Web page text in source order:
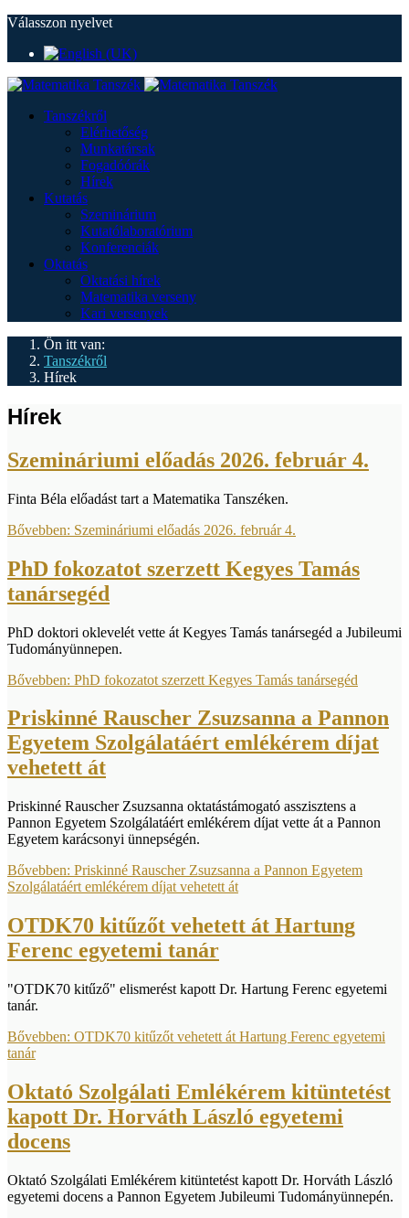
Válasszon nyelvet
Tanszékről
Elérhetőség
Munkatársak
Fogadóórák
Hírek
Kutatás
Szeminárium
Kutatólaboratórium
Konferenciák
Oktatás
Oktatási hírek
Matematika verseny
Kari versenyek
Ön itt van:
Tanszékről
Hírek
Hírek
Szemináriumi előadás 2026. február 4.
Finta Béla előadást tart a Matematika Tanszéken.
Bővebben: Szemináriumi előadás 2026. február 4.
PhD fokozatot szerzett Kegyes Tamás
tanársegéd
PhD doktori oklevelét vette át Kegyes Tamás tanársegéd a Jubileumi
Tudományünnepen.
Bővebben: PhD fokozatot szerzett Kegyes Tamás tanársegéd
Priskinné Rauscher Zsuzsanna a Pannon
Egyetem Szolgálatáért emlékérem díjat
vehetett át
Priskinné Rauscher Zsuzsanna oktatástámogató asszisztens a
Pannon Egyetem Szolgálatáért emlékérem díjat vette át a Pannon
Egyetem karácsonyi ünnepségén.
Bővebben: Priskinné Rauscher Zsuzsanna a Pannon Egyetem
Szolgálatáért emlékérem díjat vehetett át
OTDK70 kitűzőt vehetett át Hartung
Ferenc egyetemi tanár
"OTDK70 kitűző" elismerést kapott Dr. Hartung Ferenc egyetemi
tanár.
Bővebben: OTDK70 kitűzőt vehetett át Hartung Ferenc egyetemi
tanár
Oktató Szolgálati Emlékérem kitüntetést
kapott Dr. Horváth László egyetemi
docens
Oktató Szolgálati Emlékérem kitüntetést kapott Dr. Horváth László
egyetemi docens a Pannon Egyetem Jubileumi Tudományünnepén.